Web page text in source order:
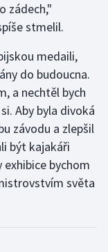
zádech,"
stmelil.
medaili,
do budoucna.
a nechtěl bych
Aby byla divoká
závodu a zlepšil
být kajakáři
bychom
světa